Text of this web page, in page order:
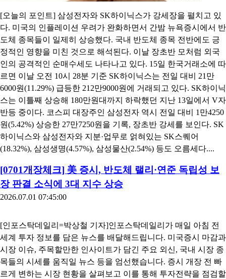
[오늘의 포인트] 삼성전자와 SK하이닉스가 강세장을 펼치고 있
다. 미국의 인플레이션 우려가 완화하면서 간밤 뉴욕증시에서 반
도체 종목들이 일제히 상승했다. 국내 반도체 종목 전반에도 긍
정적인 영향을 미친 것으로 해석된다. 이날 장초반 모처럼 외국
인의 공격적인 순매수세도 나타나고 있다. 15일 한국거래소에 따
르면 이날 오전 10시 28분 기준 SK하이닉스는 전일 대비 21만
6000원(11.29%) 급등한 212만9000원에 거래되고 있다. SK하이닉
스는 이틀째 상승해 180만원대까지 하락했던 지난 13일에서 V자
반등 중이다. 코스피 대장주인 삼성전자 역시 전일 대비 1만4250
원(5.42%) 상승한 27만7250원을 기록, 장초반 강세를 보인다. SK
하이닉스와 삼성전자와 지분·업무로 얽혀있는 SK스퀘어
(18.32%), 삼성생명(4.57%), 삼성물산(2.54%) 등도 오름세다....
[0701개장체크] 美 증시, 반도체 랠리·연준 독립성 보
장 판결 소식에 3대 지수 상승
2026.07.01 07:45:00
[인포스탁데일리=박상철 기자]인포스탁데일리가 매일 아침 전
세계 투자 정보를 담은 뉴스를 배달해드립니다. 미국증시 마감과
시장 이슈, 주목할만한 인사이트가 담긴 주요 외신, 국내 시장 종
목들의 시세를 움직일 뉴스 등을 엄선했습니다. 증시 개장 전 빠
르게 변하는 시장 현황을 살펴보고 이를 통해 투자전략을 점검할